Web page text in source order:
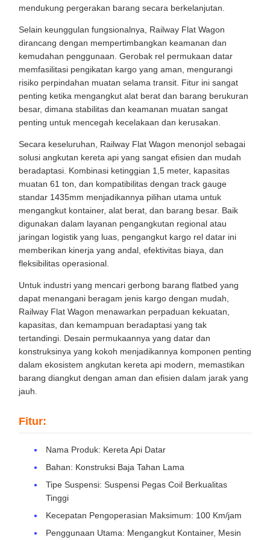
mendukung pergerakan barang secara berkelanjutan.
Selain keunggulan fungsionalnya, Railway Flat Wagon
dirancang dengan mempertimbangkan keamanan dan
kemudahan penggunaan. Gerobak rel permukaan datar
memfasilitasi pengikatan kargo yang aman, mengurangi
risiko perpindahan muatan selama transit. Fitur ini sangat
penting ketika mengangkut alat berat dan barang berukuran
besar, dimana stabilitas dan keamanan muatan sangat
penting untuk mencegah kecelakaan dan kerusakan.
Secara keseluruhan, Railway Flat Wagon menonjol sebagai
solusi angkutan kereta api yang sangat efisien dan mudah
beradaptasi. Kombinasi ketinggian 1,5 meter, kapasitas
muatan 61 ton, dan kompatibilitas dengan track gauge
standar 1435mm menjadikannya pilihan utama untuk
mengangkut kontainer, alat berat, dan barang besar. Baik
digunakan dalam layanan pengangkutan regional atau
jaringan logistik yang luas, pengangkut kargo rel datar ini
memberikan kinerja yang andal, efektivitas biaya, dan
fleksibilitas operasional.
Untuk industri yang mencari gerbong barang flatbed yang
dapat menangani beragam jenis kargo dengan mudah,
Railway Flat Wagon menawarkan perpaduan kekuatan,
kapasitas, dan kemampuan beradaptasi yang tak
tertandingi. Desain permukaannya yang datar dan
konstruksinya yang kokoh menjadikannya komponen penting
dalam ekosistem angkutan kereta api modern, memastikan
barang diangkut dengan aman dan efisien dalam jarak yang
jauh.
Fitur:
Nama Produk: Kereta Api Datar
Bahan: Konstruksi Baja Tahan Lama
Tipe Suspensi: Suspensi Pegas Coil Berkualitas
Tinggi
Kecepatan Pengoperasian Maksimum: 100 Km/jam
Penggunaan Utama: Mengangkut Kontainer, Mesin